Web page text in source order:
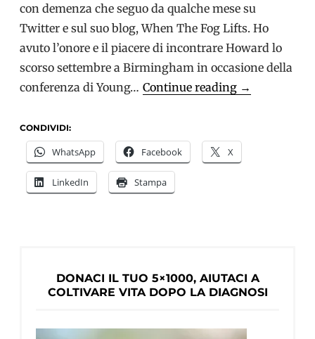
con demenza che seguo da qualche mese su
Twitter e sul suo blog, When The Fog Lifts. Ho
avuto l’onore e il piacere di incontrare Howard lo
scorso settembre a Birmingham in occasione della
conferenza di Young… Continue reading Howard
possiamo
superare
→
CONDIVIDI:
WhatsApp Facebook X
LinkedIn Stampa
DONACI IL TUO 5×1000, AIUTACI A
COLTIVARE VITA DOPO LA DIAGNOSI